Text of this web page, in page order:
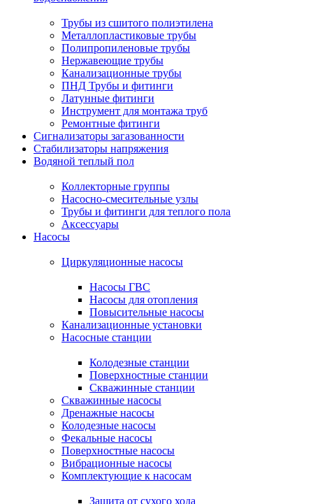
Трубы из сшитого полиэтилена
Металлопластиковые трубы
Полипропиленовые трубы
Нержавеющие трубы
Канализационные трубы
ПНД Трубы и фитинги
Латунные фитинги
Инструмент для монтажа труб
Ремонтные фитинги
Сигнализаторы загазованности
Стабилизаторы напряжения
Водяной теплый пол
Коллекторные группы
Насосно-смесительные узлы
Трубы и фитинги для теплого пола
Аксессуары
Насосы
Циркуляционные насосы
Насосы ГВС
Насосы для отопления
Повысительные насосы
Канализационные установки
Насосные станции
Колодезные станции
Поверхностные станции
Скважинные станции
Скважинные насосы
Дренажные насосы
Колодезные насосы
Фекальные насосы
Поверхностные насосы
Вибрационные насосы
Комплектующие к насосам
Защита от сухого хода